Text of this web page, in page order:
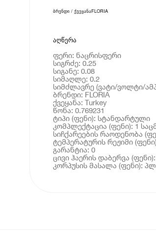
ბრენდი / ქვეყანაFLORIA
აღწერა
ფერი: ნაცრისფერი
სიგრძე: 0.25
სიგანე: 0.08
სიმაღლე: 0.2
სიმძლავრე (ვატი/ვოლტი/
ბრენდი: FLORIA
ქვეყანა: Turkey
წონა: 0.769231
ტიპი (ფენი): სტანდარტული
კომპლექტაცია (ფენი): 1
სიჩქარეების რაოდენობა
ტემპერატურის რეჟიმი
გარანტია: 0
ცივი ჰაერის დაბერვა